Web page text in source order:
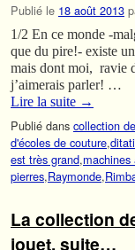
Publié le 18 août 2013
1/2 En ce monde -
que du pire!- existe
mais dont moi, ravie
j’aimerais parler! …
Lire la suite →
Publié dans collection
d'écoles de couture,
est très grand,machines
pierres,Raymonde,
La collection
jouet, suite…